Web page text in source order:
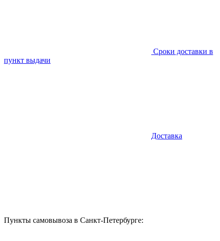
Сроки доставки в
пункт выдачи
Доставка
Пункты самовывоза в Санкт-Петербурге: